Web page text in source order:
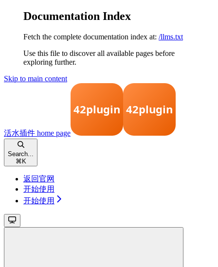
Documentation Index
Fetch the complete documentation index at: /llms.txt
Use this file to discover all available pages before
exploring further.
Skip to main content
活水插件 home page
Search...
⌘ K
返回官网
开始使用
开始使用